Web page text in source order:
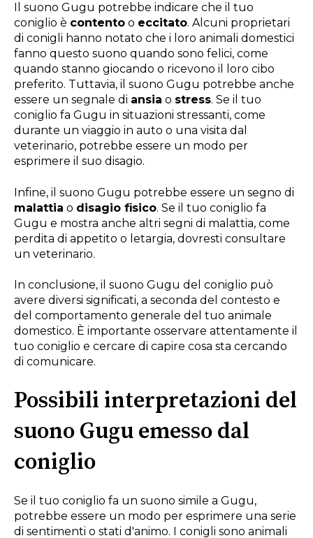
Il suono Gugu potrebbe indicare che il tuo
coniglio è contento o eccitato. Alcuni proprietari
di conigli hanno notato che i loro animali domestici
fanno questo suono quando sono felici, come
quando stanno giocando o ricevono il loro cibo
preferito. Tuttavia, il suono Gugu potrebbe anche
essere un segnale di ansia o stress. Se il tuo
coniglio fa Gugu in situazioni stressanti, come
durante un viaggio in auto o una visita dal
veterinario, potrebbe essere un modo per
esprimere il suo disagio.
Infine, il suono Gugu potrebbe essere un segno di
malattia o disagio fisico. Se il tuo coniglio fa
Gugu e mostra anche altri segni di malattia, come
perdita di appetito o letargia, dovresti consultare
un veterinario.
In conclusione, il suono Gugu del coniglio può
avere diversi significati, a seconda del contesto e
del comportamento generale del tuo animale
domestico. È importante osservare attentamente il
tuo coniglio e cercare di capire cosa sta cercando
di comunicare.
Possibili interpretazioni del
suono Gugu emesso dal
coniglio
Se il tuo coniglio fa un suono simile a Gugu,
potrebbe essere un modo per esprimere una serie
di sentimenti o stati d'animo. I conigli sono animali